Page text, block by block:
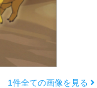
1件全ての画像を見る